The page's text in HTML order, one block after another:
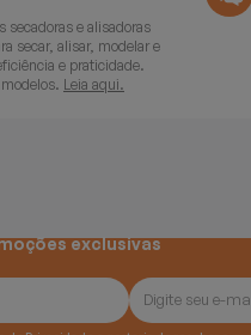
secadoras e alisadoras
secar, alisar, modelar e
e praticidade.
Leia aqui.
exclusivas